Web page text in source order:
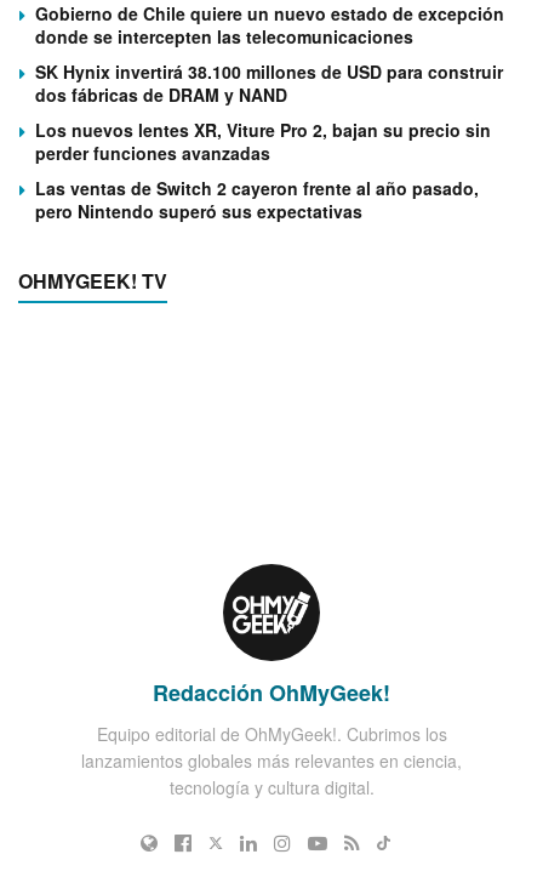
Gobierno de Chile quiere un nuevo estado de excepción
donde se intercepten las telecomunicaciones
SK Hynix invertirá 38.100 millones de USD para construir
dos fábricas de DRAM y NAND
Los nuevos lentes XR, Viture Pro 2, bajan su precio sin
perder funciones avanzadas
Las ventas de Switch 2 cayeron frente al año pasado,
pero Nintendo superó sus expectativas
OHMYGEEK! TV
Redacción OhMyGeek!
Equipo editorial de OhMyGeek!. Cubrimos los
lanzamientos globales más relevantes en ciencia,
tecnología y cultura digital.